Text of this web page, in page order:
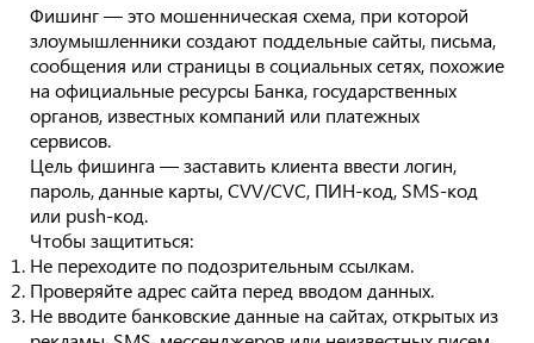
Фишинг — это мошенническая схема, при которой
злоумышленники создают поддельные сайты, письма,
сообщения или страницы в социальных сетях, похожие
на официальные ресурсы Банка, государственных
органов, известных компаний или платежных
сервисов.
Цель фишинга — заставить клиента ввести логин,
пароль, данные карты, CVV/CVC, ПИН-код, SMS-код
или push-код.
Чтобы защититься:
Не переходите по подозрительным ссылкам.
Проверяйте адрес сайта перед вводом данных.
Не вводите банковские данные на сайтах, открытых из